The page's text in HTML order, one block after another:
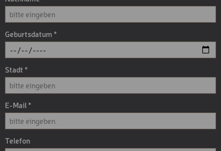
Geburtsdatum
Stadt
E-Mail
Telefon